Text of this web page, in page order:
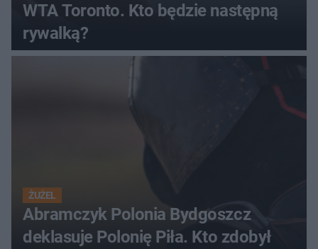
WTA Toronto. Kto będzie następną
rywalką?
ŻUŻEL
Abramczyk Polonia Bydgoszcz
deklasuje Polonię Piła. Kto zdobył